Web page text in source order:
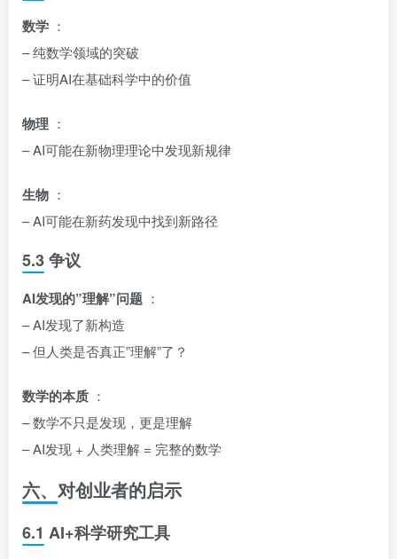
数学 ：
– 纯数学领域的突破
– 证明AI在基础科学中的价值
物理 ：
– AI可能在新物理理论中发现新规律
生物 ：
– AI可能在新药发现中找到新路径
5.3 争议
AI发现的”理解”问题 ：
– AI发现了新构造
– 但人类是否真正”理解”了？
数学的本质 ：
– 数学不只是发现，更是理解
– AI发现 + 人类理解 = 完整的数学
六、对创业者的启示
6.1 AI+科学研究工具